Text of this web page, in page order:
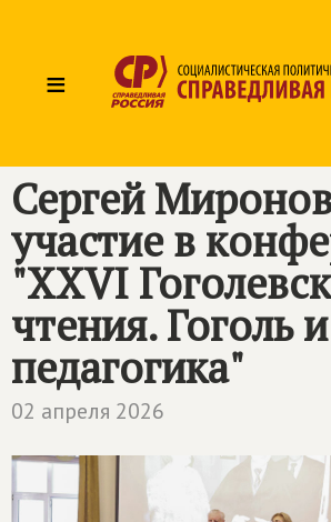
≡
Сергей
участие в
"XXVI
чтения. Гоголь и
педагогика"
02 апреля 2026